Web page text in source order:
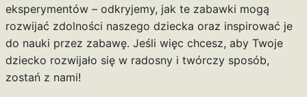
eksperymentów – odkryjemy, jak te zabawki mogą
rozwijać zdolności naszego dziecka oraz inspirować je
do nauki przez zabawę. Jeśli więc chcesz, aby Twoje
dziecko rozwijało się w radosny i twórczy sposób,
zostań z nami!